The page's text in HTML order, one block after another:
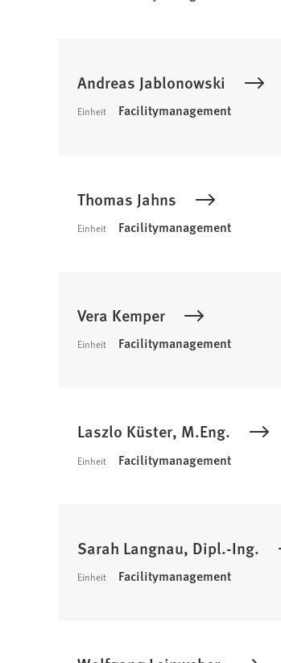
Andreas Jablonowski
Einheit Facilitymanagement
Thomas Jahns
Einheit Facilitymanagement
Vera Kemper
Einheit Facilitymanagement
Laszlo Küster, M.Eng.
Einheit Facilitymanagement
Sarah Langnau, Dipl.-Ing.
Einheit Facilitymanagement